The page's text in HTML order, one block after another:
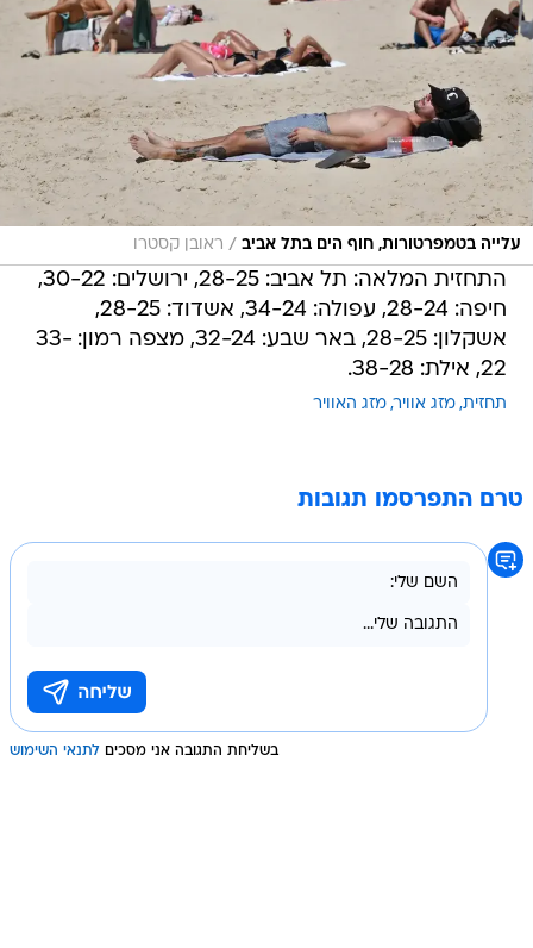
עלייה בטמפרטורות, חוף הים בתל אביב / ראובן קסטרו
התחזית המלאה: תל אביב: 28-25, ירושלים: 30-22,
חיפה: 28-24, עפולה: 34-24, אשדוד: 28-25,
אשקלון: 28-25, באר שבע: 32-24, מצפה רמון: 33-
22, אילת: 38-28.
תחזית מזג אוויר מזג האוויר
טרם התפרסמו תגובות
בשליחת התגובה אני מסכים לתנאי השימוש